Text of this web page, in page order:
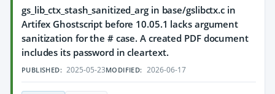
gs_lib_ctx_stash_sanitized_arg in base/gslibctx.c in
Artifex Ghostscript before 10.05.1 lacks argument
sanitization for the # case. A created PDF document
includes its password in cleartext.
PUBLISHED: 2025-05-23MODIFIED: 2026-06-17